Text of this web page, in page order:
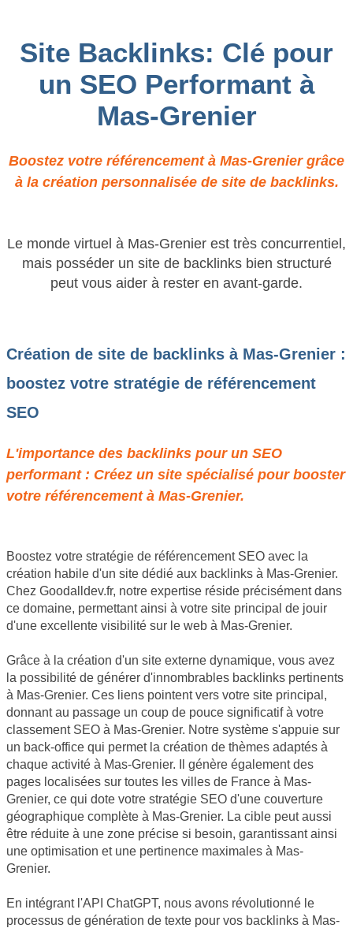
Site Backlinks: Clé pour
un SEO Performant à
Mas-Grenier
Boostez votre référencement à Mas-Grenier grâce
à la création personnalisée de site de backlinks.
Le monde virtuel à Mas-Grenier est très concurrentiel,
mais posséder un site de backlinks bien structuré
peut vous aider à rester en avant-garde.
Création de site de backlinks à Mas-Grenier :
boostez votre stratégie de référencement
SEO
L'importance des backlinks pour un SEO
performant : Créez un site spécialisé pour booster
votre référencement à Mas-Grenier.
Boostez votre stratégie de référencement SEO avec la
création habile d'un site dédié aux backlinks à Mas-Grenier.
Chez Goodalldev.fr, notre expertise réside précisément dans
ce domaine, permettant ainsi à votre site principal de jouir
d'une excellente visibilité sur le web à Mas-Grenier.
Grâce à la création d'un site externe dynamique, vous avez
la possibilité de générer d'innombrables backlinks pertinents
à Mas-Grenier. Ces liens pointent vers votre site principal,
donnant au passage un coup de pouce significatif à votre
classement SEO à Mas-Grenier. Notre système s'appuie sur
un back-office qui permet la création de thèmes adaptés à
chaque activité à Mas-Grenier. Il génère également des
pages localisées sur toutes les villes de France à Mas-
Grenier, ce qui dote votre stratégie SEO d'une couverture
géographique complète à Mas-Grenier. La cible peut aussi
être réduite à une zone précise si besoin, garantissant ainsi
une optimisation et une pertinence maximales à Mas-
Grenier.
En intégrant l'API ChatGPT, nous avons révolutionné le
processus de génération de texte pour vos backlinks à Mas-